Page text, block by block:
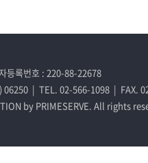
등록번호 : 220-88-22678
) 06250 | TEL. 02-566-1098 |
by PRIMESERVE. All rights